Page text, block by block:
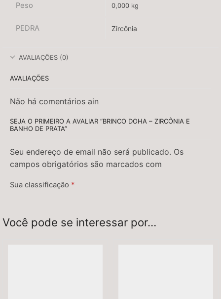
Peso 0,000 kg
PEDRA Zircônia
AVALIAÇÕES (0)
AVALIAÇÕES
Não há comentários ain
SEJA O PRIMEIRO A AVALIAR “BRINCO DOHA – ZIRCÔNIA E
BANHO DE PRATA”
Seu endereço de email não será publicado. Os
campos obrigatórios são marcados com
Sua classificação *
Você pode se interessar por…